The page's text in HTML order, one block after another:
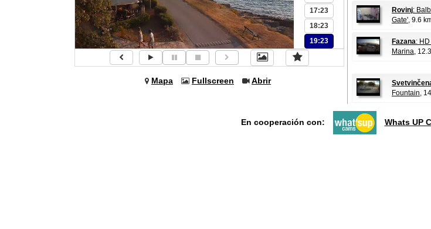
17:23
18:23
19:23
Mapa Fullscreen Abrir
Rovinj:
Gate', 9.6
Fazana:
Marina,
Fountain,
En cooperación con: Whats UP